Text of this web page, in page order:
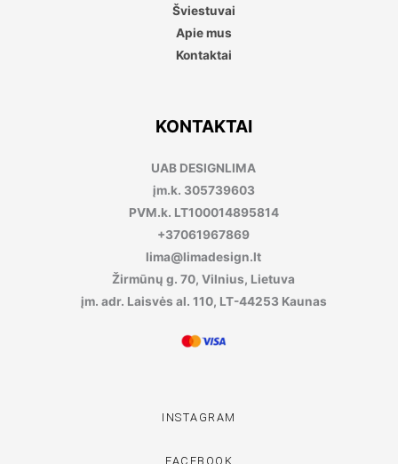
Šviestuvai
Apie mus
Kontaktai
KONTAKTAI
UAB DESIGNLIMA
įm.k. 305739603
PVM.k. LT100014895814
+37061967869
lima@limadesign.lt
Žirmūnų g. 70, Vilnius, Lietuva
įm. adr. Laisvės al. 110, LT-44253 Kaunas
INSTAGRAM
FACEBOOK